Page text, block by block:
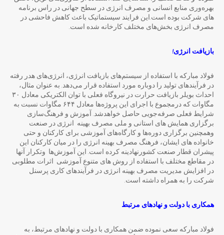
بهره‌وری منابع انسانی و مصرف انرژی در سطح جهانی در راس برنامه
های شرکت بوده است.این فرایند سیستماتیک باعث کاهش فاحشی در
مصرف انرژی بخش‌های مختلف کارخانه شده است.
بازیافت انرژی!
فولاد مبارکه با استفاده از سیستم‌های بازیافت انرژی، انرژی‌های هدر رفته
در فرآیندهای تولید را دوباره مورد استفاده قرار می‌دهد. به عنوان مثال،
احداث بویلر بازیافت حرارت در نیروگاه فعلی با توان الکتریکی معادل ۳۰
مگاوات که درمجموع با اجرای این پروژه‌ها معادل ۶۴۴ مگاوات نسبت به
شرایط فعلی صرفه‌جویی حاصل خواهدشد. آموزش و فرهنگ‌سازی
برگزاری همایش های استانی و ملی مصرف بهینه انرژی در صنعت
وهمچنین برگزاری دوره‌ها و کارگاه‌های آموزشی برای کارکنان و حتی
خانواده های ایشان، فرهنگ مصرف بهینه انرژی را در میان کارکنان این
پیشران قطار صنعت کشورنهادینه کرده است. این آموزش‌ها وتکرار آنها
در مقاطع مختلف با استفاده از روش های متنوع آموزشی اثرات مطلوبی
در افزایش مدیریت مصرف بهینه انرژی در فرآیندهای کاری پرسنل
شرکت را به همراه داشته است.
همکاری با دولت و نهادهای مرتبط
فولاد مبارکه سعی نموده ضمن همکاری با دولت و نهادهای مرتبط، به